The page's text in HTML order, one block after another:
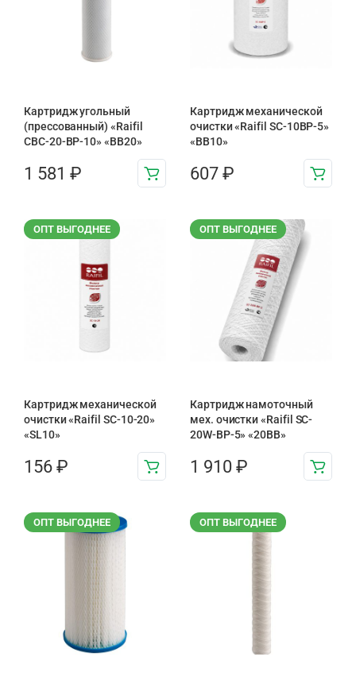
Картридж угольный
(прессованный) «Raifil
CBC-20-BP-10» «BB20»
1 581 ₽
Картридж механической
очистки «Raifil SC-10BP-5»
«BB10»
607 ₽
ОПТ ВЫГОДНЕЕ
Картридж механической
очистки «Raifil SC-10-20»
«SL10»
156 ₽
ОПТ ВЫГОДНЕЕ
Картридж намоточный
мех. очистки «Raifil SC-
20W-BP-5» «20BB»
1 910 ₽
ОПТ ВЫГОДНЕЕ ОПТ ВЫГОДНЕЕ